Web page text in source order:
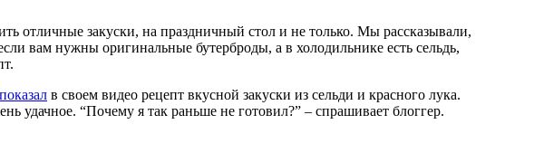
вам нужны оригинальные бутерброды, а в холодильнике есть сельдь,
показал в своем видео рецепт вкусной закуски из сельди и красного лука.
удачное. “Почему я так раньше не готовил?” – спрашивает блоггер.